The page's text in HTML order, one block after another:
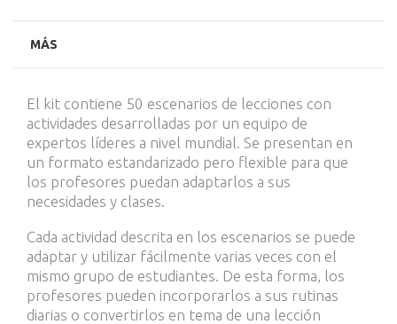
MÁS
El kit contiene 50 escenarios de lecciones con
actividades desarrolladas por un equipo de
expertos líderes a nivel mundial. Se presentan en
un formato estandarizado pero flexible para que
los profesores puedan adaptarlos a sus
necesidades y clases.
Cada actividad descrita en los escenarios se puede
adaptar y utilizar fácilmente varias veces con el
mismo grupo de estudiantes. De esta forma, los
profesores pueden incorporarlos a sus rutinas
diarias o convertirlos en tema de una lección